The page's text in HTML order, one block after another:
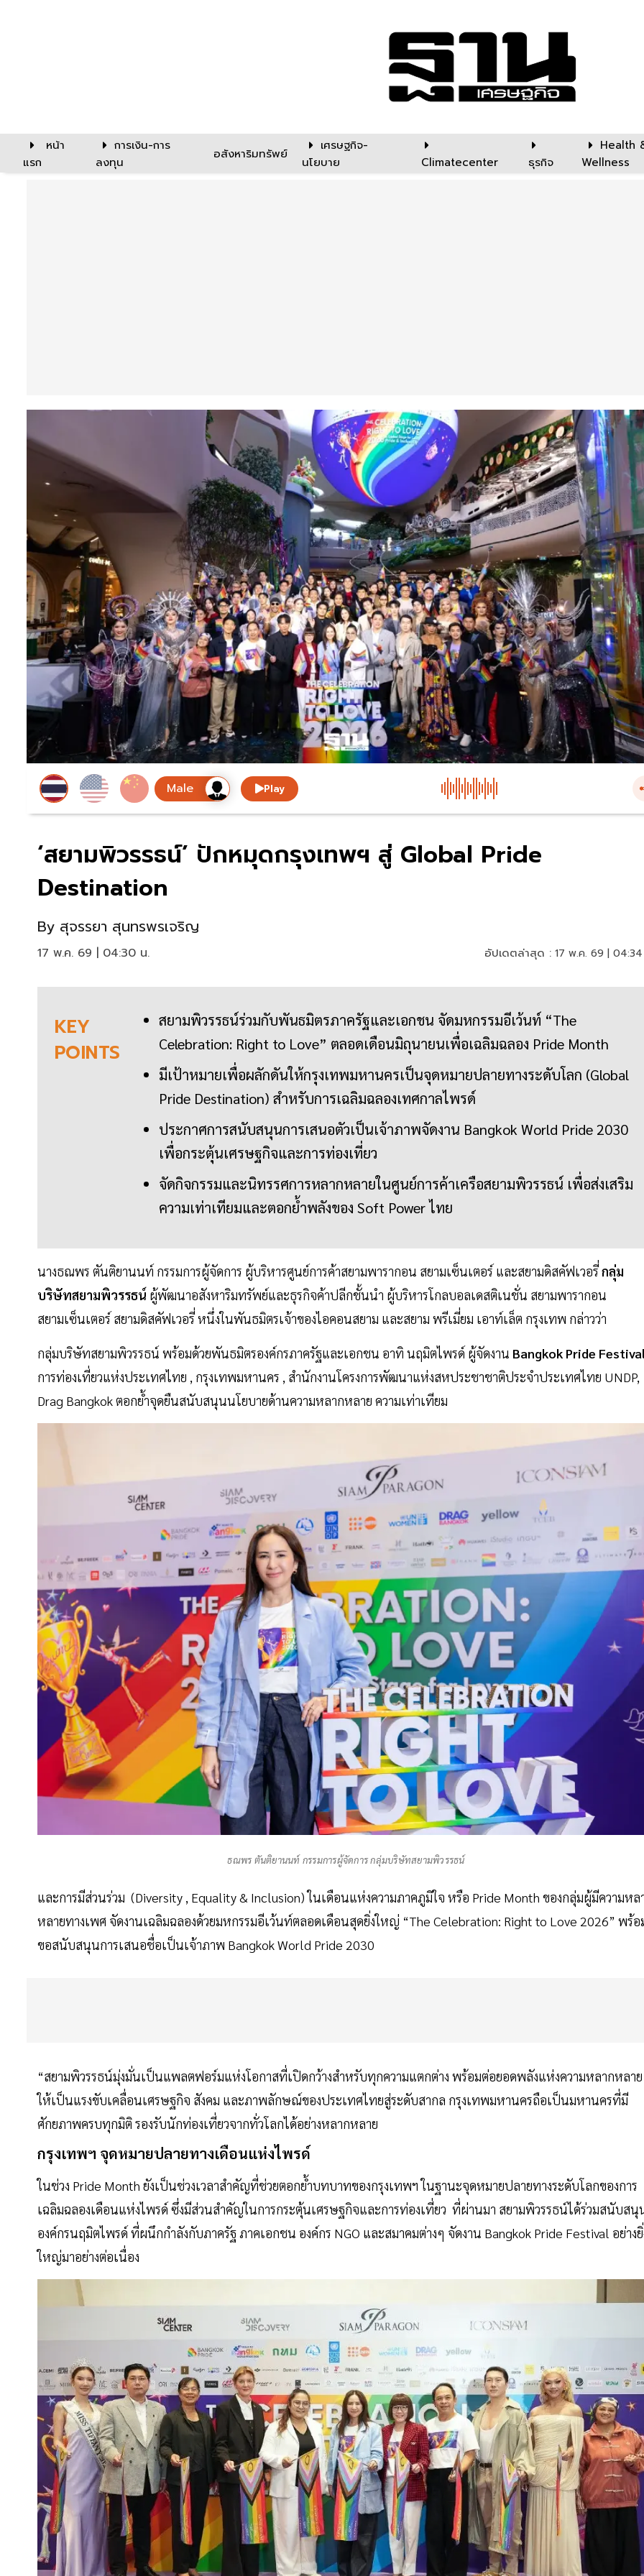
หน้า
แรก
การเงิน-การ
ลงทุน
อสังหาริมทรัพย์
เศรษฐกิจ-
นโยบาย
Climatecenter ธุรกิจ
Health
Wellness
Play
‘สยามพิวรรธน์’ ปักหมุดกรุงเทพฯ สู่ Global Pride
Destination
By สุจรรยา สุนทรพรเจริญ
17 พ.ค. 69 | 04:30 น. อัปเดตล่าสุด : 17 พ.ค. 69 |
KEY
POINTS
สยามพิวรรธน์ร่วมกับพันธมิตรภาครัฐและเอกชน จัดมหกรรมอีเว้นท์ “The
Celebration: Right to Love” ตลอดเดือนมิถุนายนเพื่อเฉลิมฉลอง Pride Month
มีเป้าหมายเพื่อผลักดันให้กรุงเทพมหานครเป็นจุดหมายปลายทางระดับโลก (Global
Pride Destination) สำหรับการเฉลิมฉลองเทศกาลไพรด์
ประกาศการสนับสนุนการเสนอตัวเป็นเจ้าภาพจัดงาน Bangkok World Pride 2030
เพื่อกระตุ้นเศรษฐกิจและการท่องเที่ยว
จัดกิจกรรมและนิทรรศการหลากหลายในศูนย์การค้าเครือสยามพิวรรธน์ เพื่อส่งเสริม
ความเท่าเทียมและตอกย้ำพลังของ Soft Power ไทย
นางธณพร ตันติยานนท์ กรรมการผู้จัดการ ผู้บริหารศูนย์การค้าสยามพารากอน สยามเซ็นเตอร์ และสยามดิสคัฟเวอรี่กลุ่ม
บริษัทสยามพิวรรธน์ ผู้พัฒนาอสังหาริมทรัพย์และธุรกิจค้าปลีกชั้นนำ ผู้บริหารโกลบอลเดสติเนชั่น สยามพารากอน
สยามเซ็นเตอร์ สยามดิสคัฟเวอรี่ หนึ่งในพันธมิตรเจ้าของไอคอนสยาม และสยาม พรีเมี่ยม เอาท์เล็ต กรุงเทพ กล่าวว่า
กลุ่มบริษัทสยามพิวรรธน์ พร้อมด้วยพันธมิตรองค์กรภาครัฐและเอกชน อาทิ นฤมิตไพรด์ ผู้จัดงาน Bangkok Pride
การท่องเที่ยวแห่งประเทศไทย , กรุงเทพมหานคร , สำนักงานโครงการพัฒนาแห่งสหประชาชาติประจำประเทศไทย UNDP,
Drag Bangkok ตอกย้ำจุดยืนสนับสนุนนโยบายด้านความหลากหลาย ความเท่าเทียม
ธณพร ตันติยานนท์ กรรมการผู้จัดการ กลุ่มบริษัทสยามพิวรรธน์
และการมีส่วนร่วม (Diversity , Equality & Inclusion) ในเดือนแห่งความภาคภูมิใจ หรือ Pride Month ของกลุ่มผู้มีความหล
หลายทางเพศ จัดงานเฉลิมฉลองด้วยมหกรรมอีเว้นท์ตลอดเดือนสุดยิ่งใหญ่ “The Celebration: Right to Love 2026” พร้อ
ขอสนับสนุนการเสนอชื่อเป็นเจ้าภาพ Bangkok World Pride 2030
“สยามพิวรรธน์มุ่งมั่นเป็นแพลตฟอร์มแห่งโอกาสที่เปิดกว้างสำหรับทุกความแตกต่าง พร้อมต่อยอดพลังแห่งความหลากหลาย
ให้เป็นแรงขับเคลื่อนเศรษฐกิจ สังคม และภาพลักษณ์ของประเทศไทยสู่ระดับสากล กรุงเทพมหานครถือเป็นมหานครที่มี
ศักยภาพครบทุกมิติ รองรับนักท่องเที่ยวจากทั่วโลกได้อย่างหลากหลาย
กรุงเทพฯ จุดหมายปลายทางเดือนแห่งไพรด์
ในช่วง Pride Month ยังเป็นช่วงเวลาสำคัญที่ช่วยตอกย้ำบทบาทของกรุงเทพฯ ในฐานะจุดหมายปลายทางระดับโลกของการ
เฉลิมฉลองเดือนแห่งไพรด์ ซึ่งมีส่วนสำคัญในการกระตุ้นเศรษฐกิจและการท่องเที่ยว ที่ผ่านมา สยามพิวรรธน์ได้ร่วมสนับสนุ
องค์กรนฤมิตไพรด์ ที่ผนึกกำลังกับภาครัฐ ภาคเอกชน องค์กร NGO และสมาคมต่างๆ จัดงาน Bangkok Pride Festival อย่าง
ใหญ่มาอย่างต่อเนื่อง